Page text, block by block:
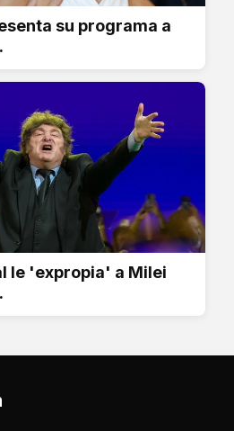
su programa a
le 'expropia' a Milei